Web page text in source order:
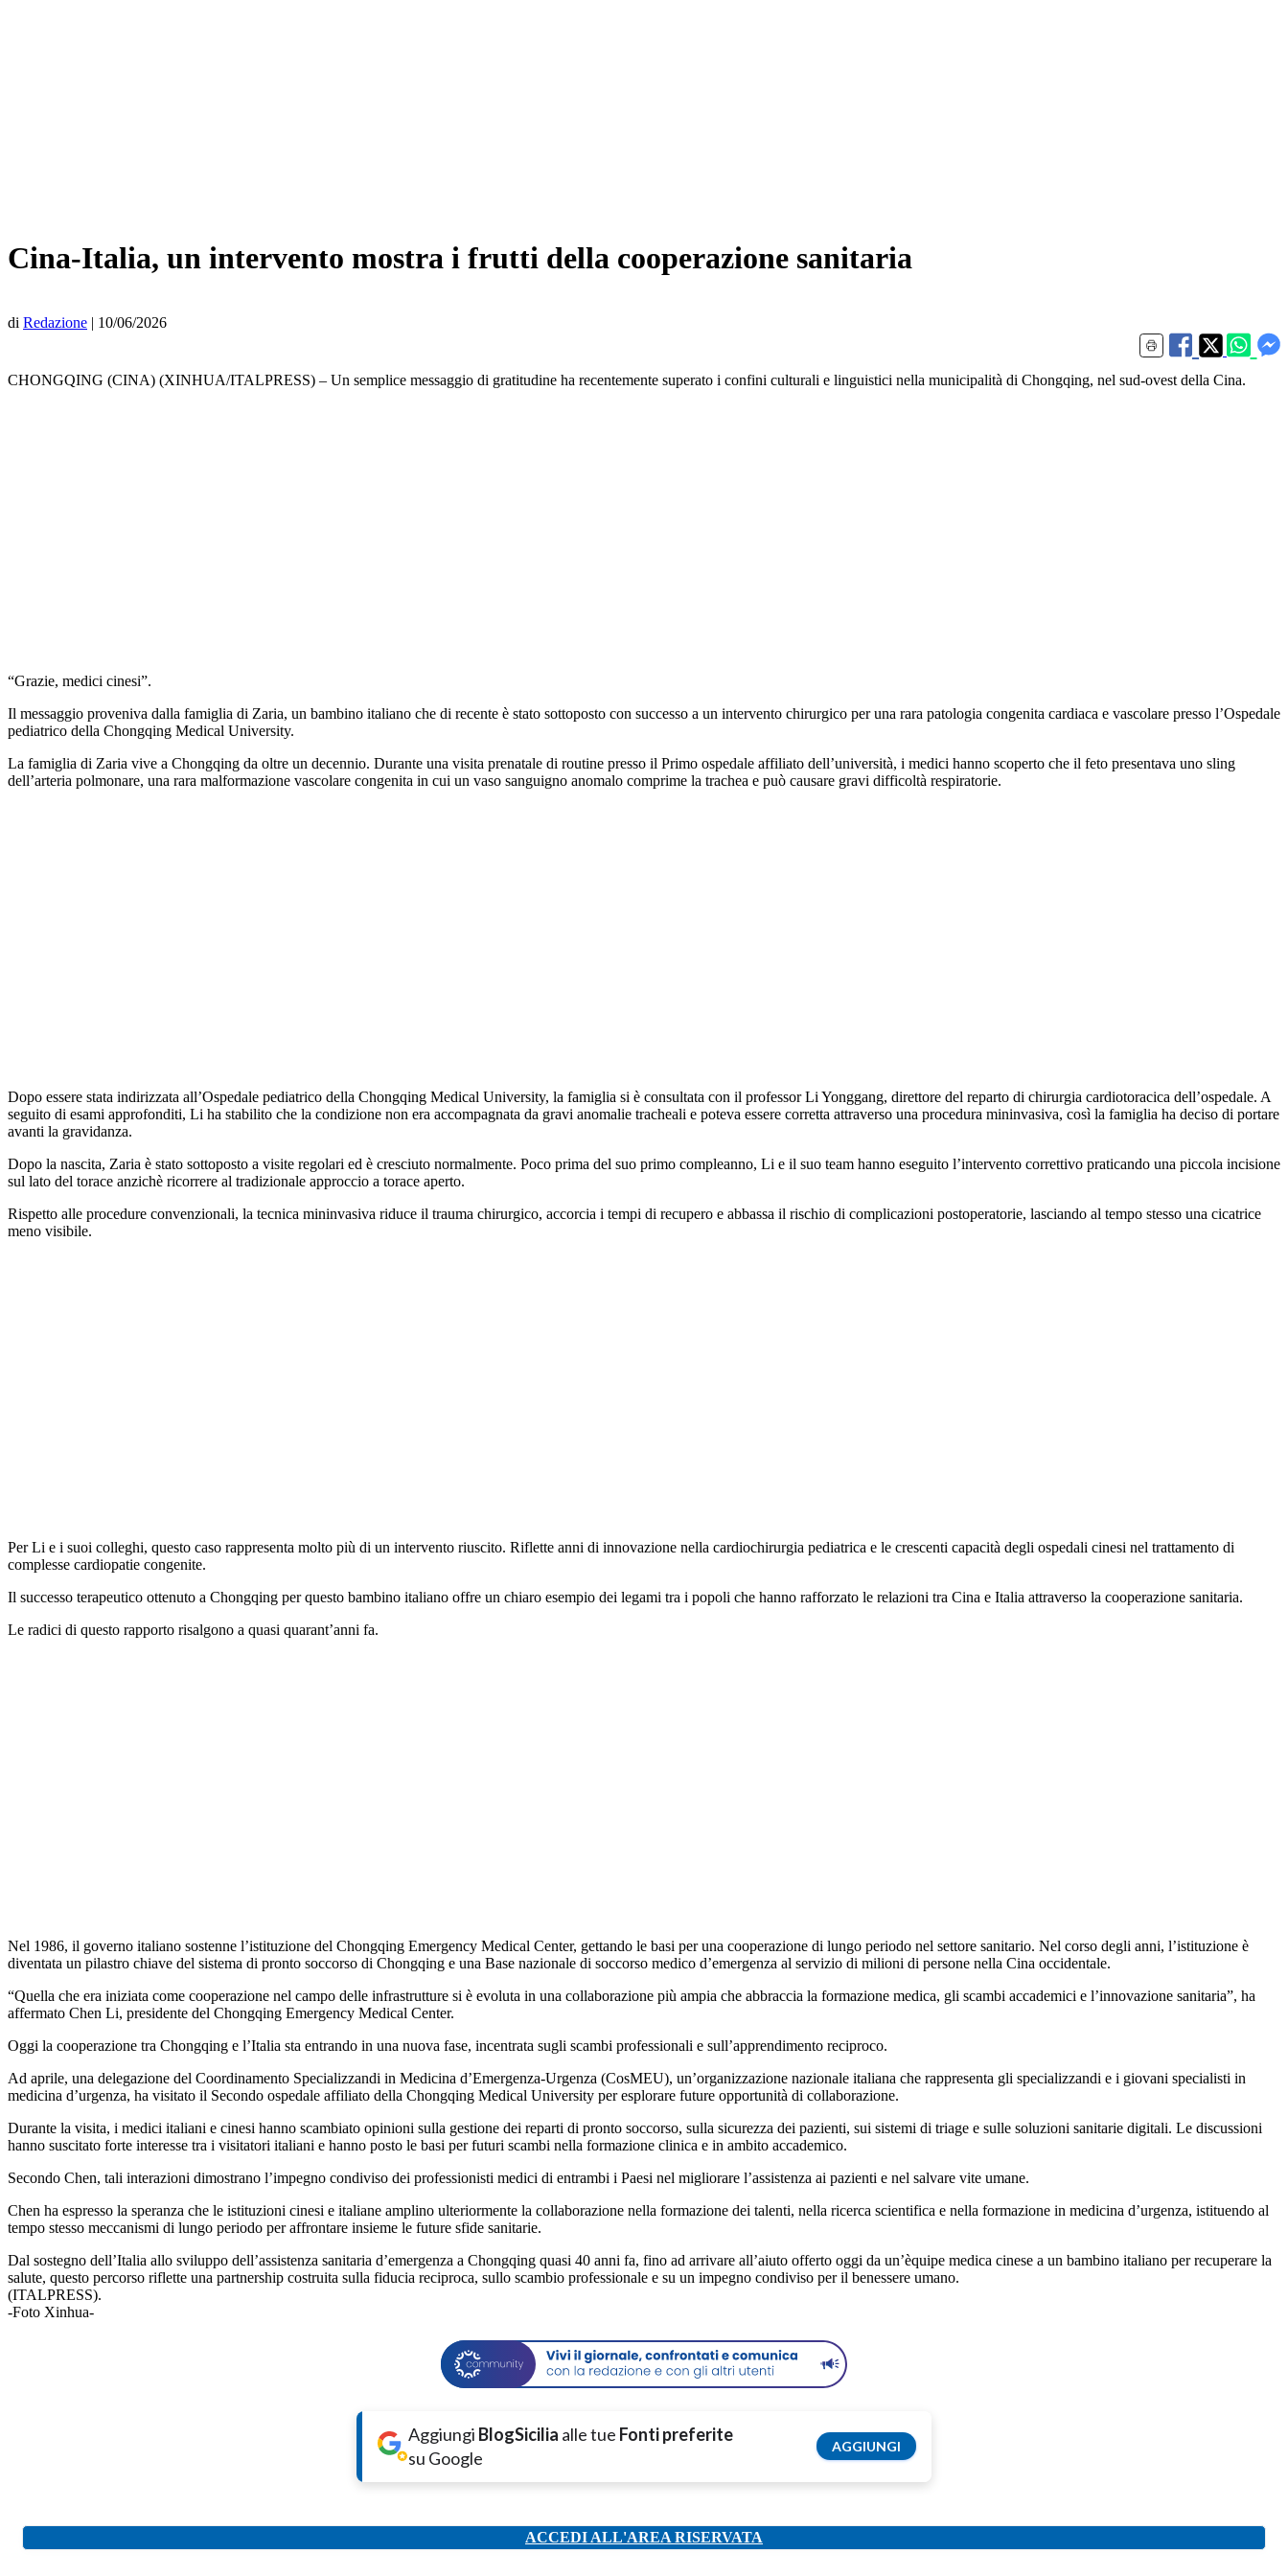
Cina-Italia, un intervento mostra i frutti della cooperazione sanitaria
di Redazione | 10/06/2026
CHONGQING (CINA) (XINHUA/ITALPRESS) – Un semplice messaggio di gratitudine ha recentemente superato i confini culturali e linguistici nella municipalità di Chongqing, nel sud-ovest della Cina.
“Grazie, medici cinesi”.
Il messaggio proveniva dalla famiglia di Zaria, un bambino italiano che di recente è stato sottoposto con successo a un intervento chirurgico per una rara patologia congenita cardiaca e vascolare presso l’Ospedale
pediatrico della Chongqing Medical University.
La famiglia di Zaria vive a Chongqing da oltre un decennio. Durante una visita prenatale di routine presso il Primo ospedale affiliato dell’università, i medici hanno scoperto che il feto presentava uno sling
dell’arteria polmonare, una rara malformazione vascolare congenita in cui un vaso sanguigno anomalo comprime la trachea e può causare gravi difficoltà respiratorie.
Dopo essere stata indirizzata all’Ospedale pediatrico della Chongqing Medical University, la famiglia si è consultata con il professor Li Yonggang, direttore del reparto di chirurgia cardiotoracica dell’ospedale. A
seguito di esami approfonditi, Li ha stabilito che la condizione non era accompagnata da gravi anomalie tracheali e poteva essere corretta attraverso una procedura mininvasiva, così la famiglia ha deciso di portare
avanti la gravidanza.
Dopo la nascita, Zaria è stato sottoposto a visite regolari ed è cresciuto normalmente. Poco prima del suo primo compleanno, Li e il suo team hanno eseguito l’intervento correttivo praticando una piccola incisione
sul lato del torace anzichè ricorrere al tradizionale approccio a torace aperto.
Rispetto alle procedure convenzionali, la tecnica mininvasiva riduce il trauma chirurgico, accorcia i tempi di recupero e abbassa il rischio di complicazioni postoperatorie, lasciando al tempo stesso una cicatrice
meno visibile.
Per Li e i suoi colleghi, questo caso rappresenta molto più di un intervento riuscito. Riflette anni di innovazione nella cardiochirurgia pediatrica e le crescenti capacità degli ospedali cinesi nel trattamento di
complesse cardiopatie congenite.
Il successo terapeutico ottenuto a Chongqing per questo bambino italiano offre un chiaro esempio dei legami tra i popoli che hanno rafforzato le relazioni tra Cina e Italia attraverso la cooperazione sanitaria.
Le radici di questo rapporto risalgono a quasi quarant’anni fa.
Nel 1986, il governo italiano sostenne l’istituzione del Chongqing Emergency Medical Center, gettando le basi per una cooperazione di lungo periodo nel settore sanitario. Nel corso degli anni, l’istituzione è
diventata un pilastro chiave del sistema di pronto soccorso di Chongqing e una Base nazionale di soccorso medico d’emergenza al servizio di milioni di persone nella Cina occidentale.
“Quella che era iniziata come cooperazione nel campo delle infrastrutture si è evoluta in una collaborazione più ampia che abbraccia la formazione medica, gli scambi accademici e l’innovazione sanitaria”, ha
affermato Chen Li, presidente del Chongqing Emergency Medical Center.
Oggi la cooperazione tra Chongqing e l’Italia sta entrando in una nuova fase, incentrata sugli scambi professionali e sull’apprendimento reciproco.
Ad aprile, una delegazione del Coordinamento Specializzandi in Medicina d’Emergenza-Urgenza (CosMEU), un’organizzazione nazionale italiana che rappresenta gli specializzandi e i giovani specialisti in
medicina d’urgenza, ha visitato il Secondo ospedale affiliato della Chongqing Medical University per esplorare future opportunità di collaborazione.
Durante la visita, i medici italiani e cinesi hanno scambiato opinioni sulla gestione dei reparti di pronto soccorso, sulla sicurezza dei pazienti, sui sistemi di triage e sulle soluzioni sanitarie digitali. Le discussioni
hanno suscitato forte interesse tra i visitatori italiani e hanno posto le basi per futuri scambi nella formazione clinica e in ambito accademico.
Secondo Chen, tali interazioni dimostrano l’impegno condiviso dei professionisti medici di entrambi i Paesi nel migliorare l’assistenza ai pazienti e nel salvare vite umane.
Chen ha espresso la speranza che le istituzioni cinesi e italiane amplino ulteriormente la collaborazione nella formazione dei talenti, nella ricerca scientifica e nella formazione in medicina d’urgenza, istituendo al
tempo stesso meccanismi di lungo periodo per affrontare insieme le future sfide sanitarie.
Dal sostegno dell’Italia allo sviluppo dell’assistenza sanitaria d’emergenza a Chongqing quasi 40 anni fa, fino ad arrivare all’aiuto offerto oggi da un’èquipe medica cinese a un bambino italiano per recuperare la
salute, questo percorso riflette una partnership costruita sulla fiducia reciproca, sullo scambio professionale e su un impegno condiviso per il benessere umano.
(ITALPRESS).
-Foto Xinhua-
Aggiungi BlogSicilia alle tue Fonti preferite
su Google
AGGIUNGI
ACCEDI ALL'AREA RISERVATA